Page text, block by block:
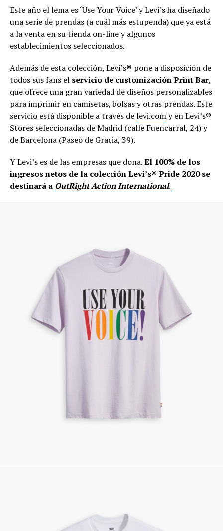
Este año el lema es ‘Use Your Voice’ y Levi’s ha diseñado
una serie de prendas (a cuál más estupenda) que ya está
a la venta en su tienda on-line y algunos
establecimientos seleccionados.
Además de esta colección, Levi’s® pone a disposición de
todos sus fans el servicio de customización Print Bar,
que ofrece una gran variedad de diseños personalizables
para imprimir en camisetas, bolsas y otras prendas. Este
servicio está disponible a través delevi.comy en Levi’s®
Stores seleccionadas de Madrid (calle Fuencarral, 24) y
de Barcelona (Paseo de Gracia, 39).
Y Levi’s es de las empresas que dona.El 100% de los
ingresos netos de la colección Levi’s® Pride 2020 se
destinará a OutRight Action International.